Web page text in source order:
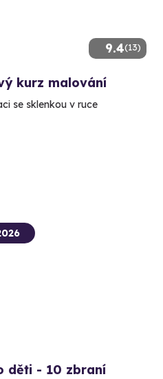
9.4(13)
kurz malování
se sklenkou v ruce
děti - 10 zbraní